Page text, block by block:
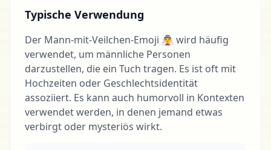
Typische Verwendung
Der Mann-mit-Veilchen-Emoji 👰‍♂️ wird häufig
verwendet, um männliche Personen
darzustellen, die ein Tuch tragen. Es ist oft mit
Hochzeiten oder Geschlechtsidentität
assoziiert. Es kann auch humorvoll in Kontexten
verwendet werden, in denen jemand etwas
verbirgt oder mysteriös wirkt.